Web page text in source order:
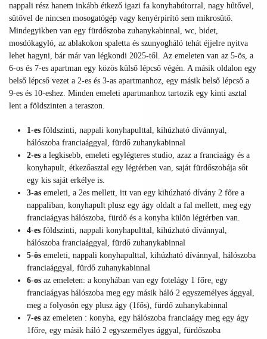
nappali rész hanem inkább étkező igazi fa konyhabútorral, nagy hűtővel,
sütővel de nincsen mosogatógép vagy kenyérpirító sem mikrosütő.
Mindegyikben van egy fürdőszoba zuhanykabinnal, wc, bidet,
mosdókagyló, az ablakokon spaletta és szunyogháló tehát éjjelre nyitva
lehet hagyni, bár már van légkondi 2025-től. Az emeleten van az 5-ös, a
6-os és 7-es apartman egy közös külső lépcső végén. A másik oldalon egy
belső lépcső vezet a 2-es és 3-as apartmanhoz, egy másik belső lépcső a
9-es és 10-eshez. Minden emeleti apartmanhoz tartozik egy kinti asztal
lent a földszinten a teraszon.
1-es földszinti, nappali konyhapulttal, kihúzható dívánnyal,
hálószoba franciaággyal, fürdő zuhanykabinnal
2-es a legkisebb, emeleti egylégteres studio, azaz a franciaágy és a
konyhapult, étkezőasztal egy légtérben van, saját fürdőszobája sőt
egy kis saját erkélye is.
3-as emeleti, a 2es mellett, itt van egy kihúzható dívány 2 főre a
nappaliban, konyhapult plusz egy ágy oldalt a fal mellett, meg egy
franciaágyas hálószoba, fürdő és a konyha külön légtérben van.
4-es földszinti, nappali konyhapulttal, kihúzható dívánnyal,
hálószoba franciaággyal, fürdő zuhanykabinnal
5-ös emeleti, nappali konyhapulttal, kihúzható dívánnyal, hálószoba
franciaággyal, fürdő zuhanykabinnal
6-os az emeleten: a konyhában van egy fotelágy 1 főre, egy
franciaágyas hálószoba meg egy másik háló 2 egyszemélyes ággyal,
meg a folyosón egy plusz ágy (1fős), fürdő zuhanykabinnal
7-es az emeleten : konyha, egy hálószoba franciaágy meg egy ágy
1főre, egy másik háló 2 egyszemélyes ággyal, fürdőszoba